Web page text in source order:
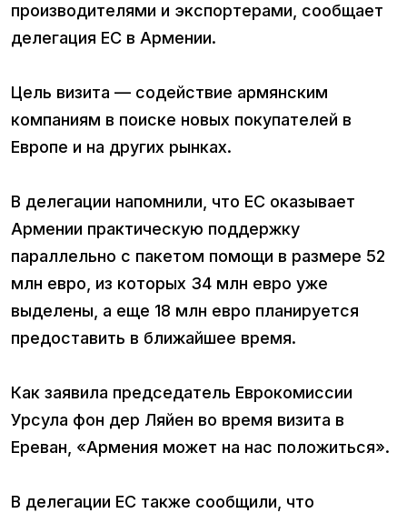
производителями и экспортерами, сообщает
делегация ЕС в Армении.
Цель визита — содействие армянским
компаниям в поиске новых покупателей в
Европе и на других рынках.
В делегации напомнили, что ЕС оказывает
Армении практическую поддержку
параллельно с пакетом помощи в размере 52
млн евро, из которых 34 млн евро уже
выделены, а еще 18 млн евро планируется
предоставить в ближайшее время.
Как заявила председатель Еврокомиссии
Урсула фон дер Ляйен во время визита в
Ереван, «Армения может на нас положиться».
В делегации ЕС также сообщили, что